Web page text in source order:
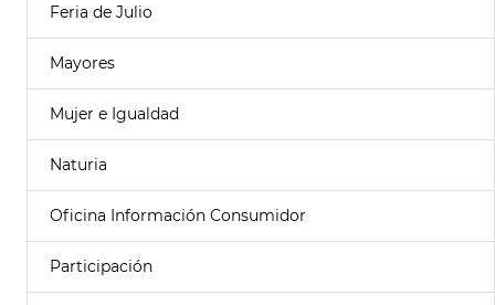
Feria de Julio
Mayores
Mujer e Igualdad
Naturia
Oficina Información Consumidor
Participación